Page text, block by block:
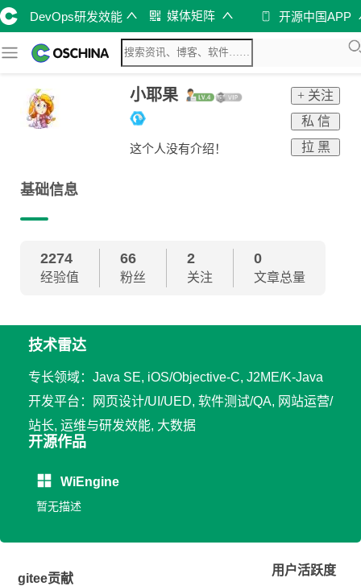
DevOps研发效能 媒体矩阵 开源中国APP
小耶果
这个人没有介绍！
+ 关注
私 信
拉 黑
基础信息
2274
经验值
66
粉丝
2
关注
0
文章总量
技术雷达
专长领域：Java SE, iOS/Objective-C, J2ME/K-Java
开发平台：网页设计/UI/UED, 软件测试/QA, 网站运营/
站长, 运维与研发效能, 大数据
开源作品
WiEngine
暂无描述
gitee贡献
用户活跃度